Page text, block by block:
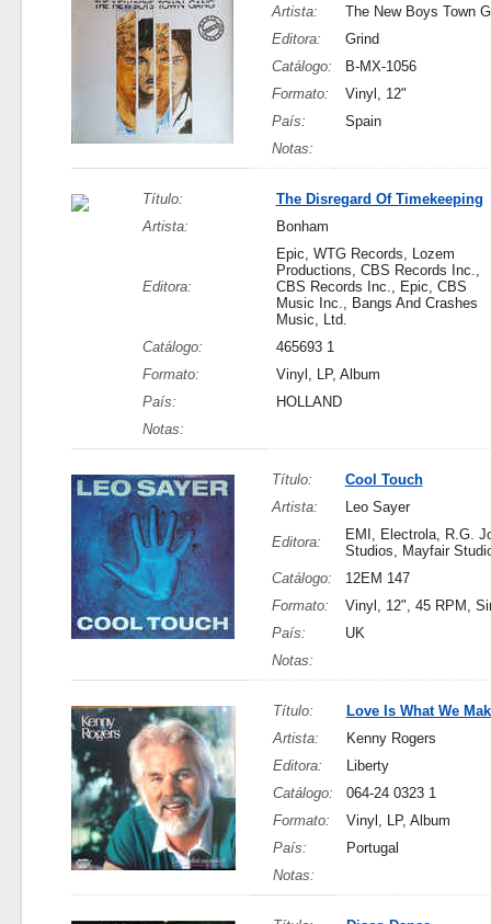
Artista:
The New Boys Town
Editora:
Grind
Catálogo:
B-MX-1056
Formato:
Vinyl, 12"
País:
Spain
Notas:
Título:
The Disregard Of Timekeeping
Artista:
Bonham
Editora:
Epic, WTG Records, Lozem
Productions, CBS Records Inc.,
CBS Records Inc., Epic, CBS
Music Inc., Bangs And Crashes
Music, Ltd.
Catálogo:
465693 1
Formato:
Vinyl, LP, Album
País:
HOLLAND
Notas:
Título:
Cool Touch
Artista:
Leo Sayer
Editora:
EMI, Electrola, R.G.
Studios, Mayfair
Catálogo:
12EM 147
Formato:
Vinyl, 12", 45 RPM,
País:
UK
Notas:
Título:
Love Is What We
Artista:
Kenny Rogers
Editora:
Liberty
Catálogo:
064-24 0323 1
Formato:
Vinyl, LP, Album
País:
Portugal
Notas: